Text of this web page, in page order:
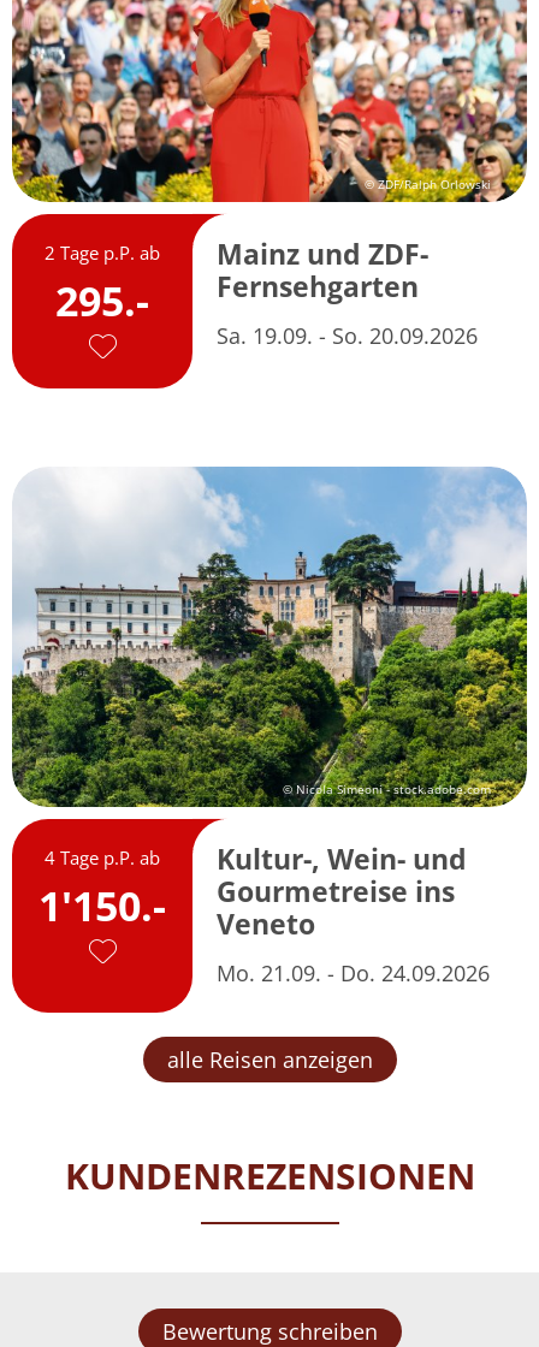
© ZDF/Ralph Orlowski
2 Tage p.P. ab
295.-
Mainz und ZDF-
Fernsehgarten
Sa. 19.09. - So. 20.09.2026
© Nicola Simeoni - stock.adobe.com
4 Tage p.P. ab
1'150.-
Kultur-, Wein- und
Gourmetreise ins
Veneto
Mo. 21.09. - Do. 24.09.2026
alle Reisen anzeigen
KUNDENREZENSIONEN
Bewertung schreiben